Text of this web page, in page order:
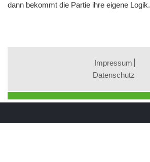
dann bekommt die Partie ihre eigene Logik.
Impressum
Datenschutz